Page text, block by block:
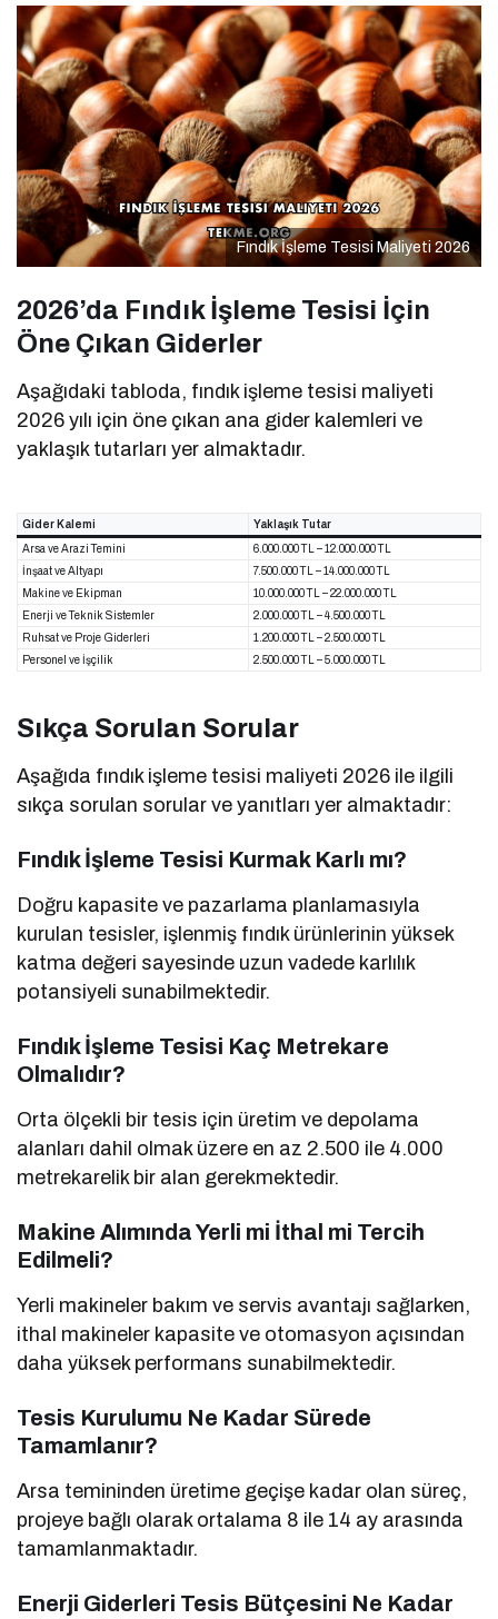
Fındık İşleme Tesisi Maliyeti 2026
2026’da Fındık İşleme Tesisi İçin
Öne Çıkan Giderler
Aşağıdaki tabloda, fındık işleme tesisi maliyeti
2026 yılı için öne çıkan ana gider kalemleri ve
yaklaşık tutarları yer almaktadır.
Gider Kalemi
Yaklaşık Tutar
Arsa ve Arazi Temini
6.000.000 TL – 12.000.000 TL
İnşaat ve Altyapı
7.500.000 TL – 14.000.000 TL
Makine ve Ekipman
10.000.000 TL – 22.000.000 TL
Enerji ve Teknik Sistemler
2.000.000 TL – 4.500.000 TL
Ruhsat ve Proje Giderleri
1.200.000 TL – 2.500.000 TL
Personel ve İşçilik
2.500.000 TL – 5.000.000 TL
Sıkça Sorulan Sorular
Aşağıda fındık işleme tesisi maliyeti 2026 ile ilgili
sıkça sorulan sorular ve yanıtları yer almaktadır:
Fındık İşleme Tesisi Kurmak Karlı mı?
Doğru kapasite ve pazarlama planlamasıyla
kurulan tesisler, işlenmiş fındık ürünlerinin yüksek
katma değeri sayesinde uzun vadede karlılık
potansiyeli sunabilmektedir.
Fındık İşleme Tesisi Kaç Metrekare
Olmalıdır?
Orta ölçekli bir tesis için üretim ve depolama
alanları dahil olmak üzere en az 2.500 ile 4.000
metrekarelik bir alan gerekmektedir.
Makine Alımında Yerli mi İthal mi Tercih
Edilmeli?
Yerli makineler bakım ve servis avantajı sağlarken,
ithal makineler kapasite ve otomasyon açısından
daha yüksek performans sunabilmektedir.
Tesis Kurulumu Ne Kadar Sürede
Tamamlanır?
Arsa temininden üretime geçişe kadar olan süreç,
projeye bağlı olarak ortalama 8 ile 14 ay arasında
tamamlanmaktadır.
Enerji Giderleri Tesis Bütçesini Ne Kadar